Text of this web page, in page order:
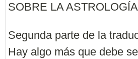
SOBRE LA
Segunda parte de la
Hay algo más que debe